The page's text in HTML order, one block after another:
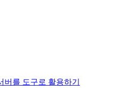
버를 도구로 활용하기